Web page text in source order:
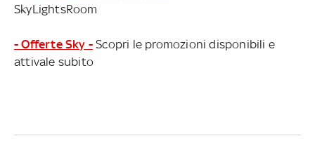
SkyLightsRoom
- Offerte Sky - Scopri le promozioni disponibili e
attivale subito